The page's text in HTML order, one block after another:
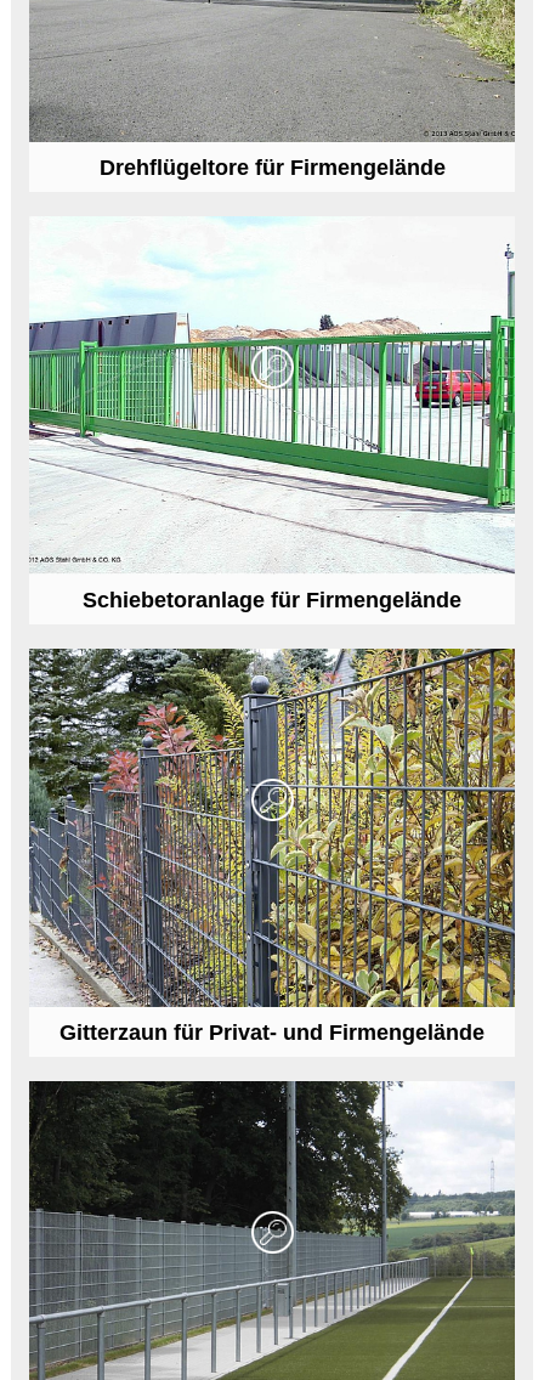
Drehflügeltore für Firmengelände
Schiebetoranlage für Firmengelände
Gitterzaun für Privat- und Firmengelände